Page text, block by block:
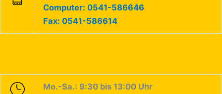
Computer: 0541-586646
Fax: 0541-586614
Mo.-Sa.: 9:30 bis 13:00 Uhr